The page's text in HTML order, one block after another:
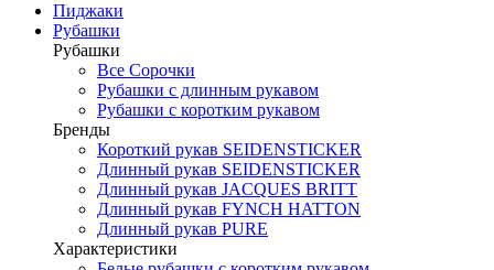
Пиджаки
Рубашки
Рубашки
Все Сорочки
Рубашки с длинным рукавом
Рубашки с коротким рукавом
Бренды
Короткий рукав SEIDENSTICKER
Длинный рукав SEIDENSTICKER
Длинный рукав JAСQUES BRITT
Длинный рукав FYNCH HATTON
Длинный рукав PURE
Характеристики